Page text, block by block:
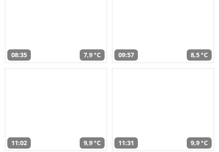
08:35 7,9 °C 09:57 8,5 °C
11:02 9,9 °C 11:31 9,9 °C